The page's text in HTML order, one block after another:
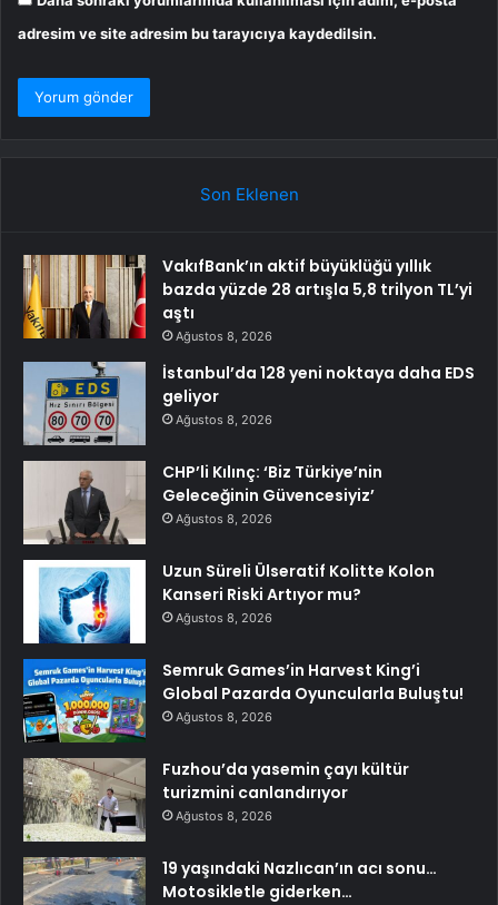
adresim ve site adresim bu tarayıcıya kaydedilsin.
Son Eklenen
VakıfBank’ın aktif büyüklüğü yıllık
bazda yüzde 28 artışla 5,8 trilyon TL’yi
aştı
Ağustos 8, 2026
İstanbul’da 128 yeni noktaya daha EDS
geliyor
Ağustos 8, 2026
CHP’li Kılınç: ‘Biz Türkiye’nin
Geleceğinin Güvencesiyiz’
Ağustos 8, 2026
Uzun Süreli Ülseratif Kolitte Kolon
Kanseri Riski Artıyor mu?
Ağustos 8, 2026
Semruk Games’in Harvest King’i
Global Pazarda Oyuncularla Buluştu!
Ağustos 8, 2026
Fuzhou’da yasemin çayı kültür
turizmini canlandırıyor
Ağustos 8, 2026
19 yaşındaki Nazlıcan’ın acı sonu…
Motosikletle giderken…